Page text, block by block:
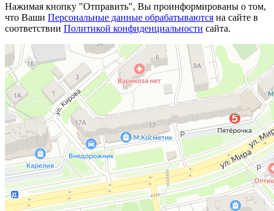
Нажимая кнопку "Отправить", Вы проинформированы о том,
что Ваши Персональные данные обрабатываются на сайте в
соответствии Политикой конфиденциальности сайта.